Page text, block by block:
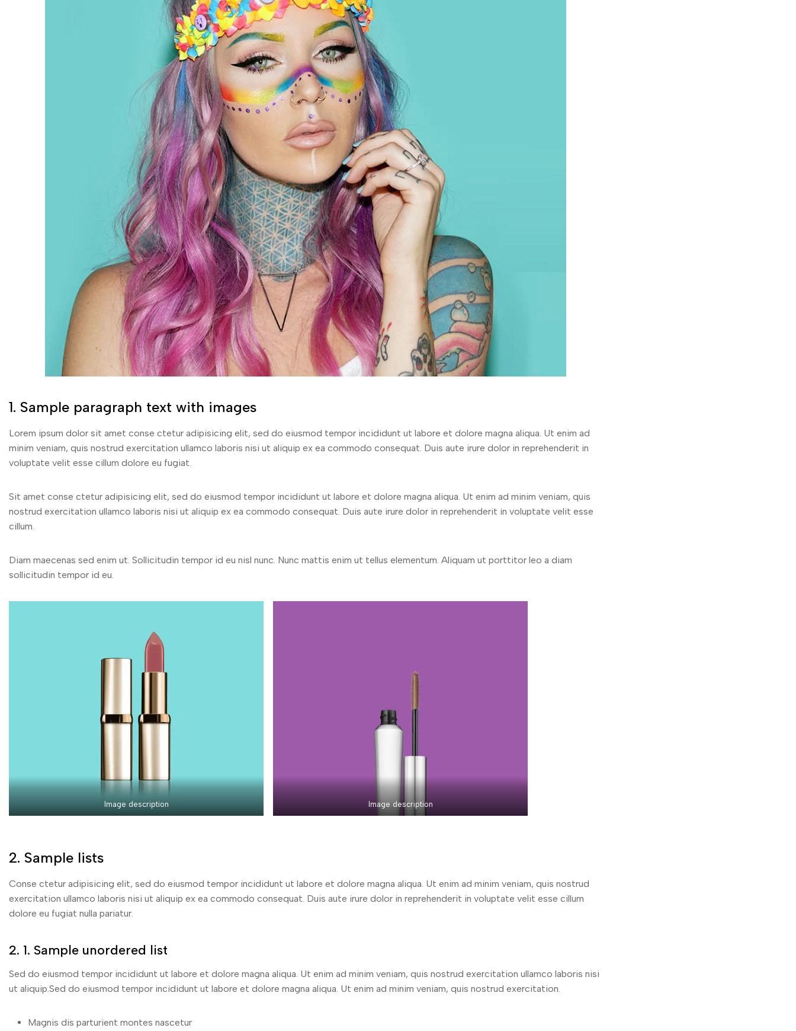
1. Sample paragraph text with images
Lorem ipsum dolor sit amet conse ctetur adipisicing elit, sed do eiusmod tempor incididunt ut labore et dolore magna aliqua. Ut enim ad
minim veniam, quis nostrud exercitation ullamco laboris nisi ut aliquip ex ea commodo consequat. Duis aute irure dolor in reprehenderit in
voluptate velit esse cillum dolore eu fugiat.
Sit amet conse ctetur adipisicing elit, sed do eiusmod tempor incididunt ut labore et dolore magna aliqua. Ut enim ad minim veniam, quis
nostrud exercitation ullamco laboris nisi ut aliquip ex ea commodo consequat. Duis aute irure dolor in reprehenderit in voluptate velit esse
cillum.
Diam maecenas sed enim ut. Sollicitudin tempor id eu nisl nunc. Nunc mattis enim ut tellus elementum. Aliquam ut porttitor leo a diam
sollicitudin tempor id eu.
Image description Image description
2. Sample lists
Conse ctetur adipisicing elit, sed do eiusmod tempor incididunt ut labore et dolore magna aliqua. Ut enim ad minim veniam, quis nostrud
exercitation ullamco laboris nisi ut aliquip ex ea commodo consequat. Duis aute irure dolor in reprehenderit in voluptate velit esse cillum
dolore eu fugiat nulla pariatur.
2. 1. Sample unordered list
Sed do eiusmod tempor incididunt ut labore et dolore magna aliqua. Ut enim ad minim veniam, quis nostrud exercitation ullamco laboris nisi
ut aliquip.Sed do eiusmod tempor incididunt ut labore et dolore magna aliqua. Ut enim ad minim veniam, quis nostrud exercitation.
Magnis dis parturient montes nascetur